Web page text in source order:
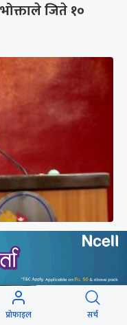
जिते १०
नगर्न चेतावनी
प्रोफाइल सर्च